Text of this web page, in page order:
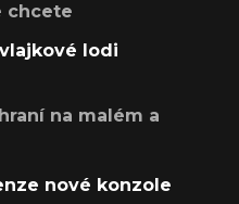
chcete
lodi
na malém a
nové konzole